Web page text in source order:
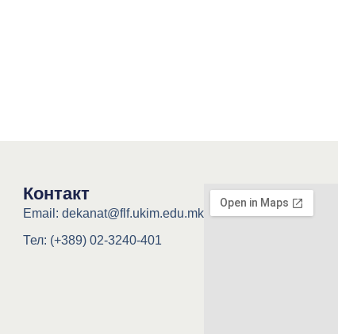
Контакт
Email: dekanat@flf.ukim.edu.mk
Тел: (+389) 02-3240-401